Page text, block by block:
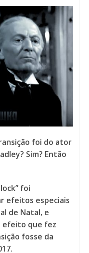
foi do ator
Sim? Então
foi
efeitos especiais
de Natal, e
efeito que fez
fosse da